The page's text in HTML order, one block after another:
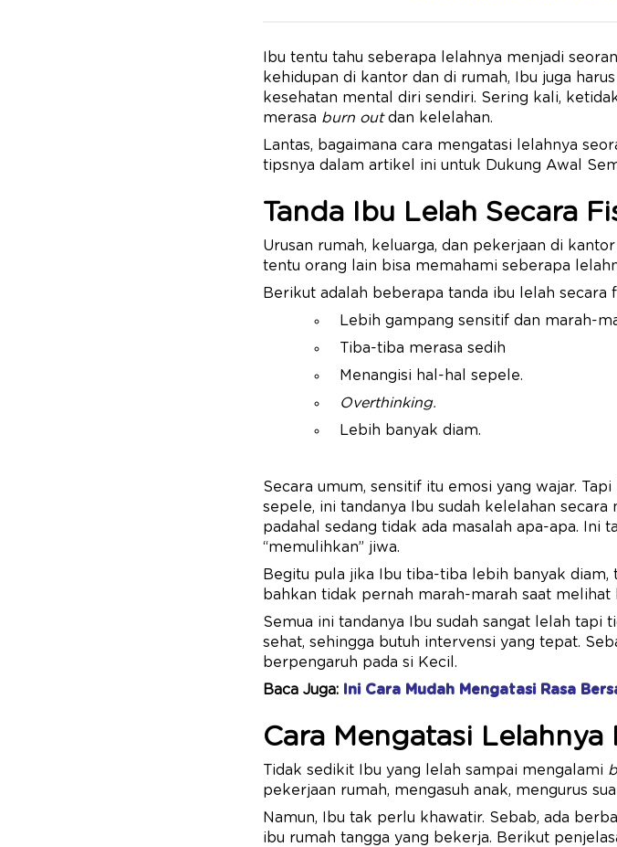
Ibu tentu tahu seberapa lelahnya menjadi
kehidupan di kantor dan di rumah, Ibu juga
kesehatan mental diri sendiri. Sering kali,
merasa burn outdan kelelahan.
Lantas, bagaimana cara mengatasi lelahnya
tipsnya dalam artikel ini untuk Dukung Awal
Tanda Ibu Lelah Secara
Urusan rumah, keluarga, dan pekerjaan di
tentu orang lain bisa memahami seberapa
Berikut adalah beberapa tanda ibu lelah secara
Lebih gampang sensitif dan marah-
Tiba-tiba merasa sedih
Menangisi hal-hal sepele.
Overthinking.
Lebih banyak diam.
Secara umum, sensitif itu emosi yang wajar.
sepele, ini tandanya Ibu sudah kelelahan secara
padahal sedang tidak ada masalah apa-apa. Ini
“memulihkan” jiwa.
Begitu pula jika Ibu tiba-tiba lebih banyak diam,
bahkan tidak pernah marah-marah saat melihat
Semua ini tandanya Ibu sudah sangat lelah
sehat, sehingga butuh intervensi yang tepat.
berpengaruh pada si Kecil.
Baca Juga:
Ini Cara Mudah Mengatasi Rasa
Cara Mengatasi
Tidak sedikit Ibu yang lelah sampai mengalami
pekerjaan rumah, mengasuh anak, mengurus
Namun, Ibu tak perlu khawatir. Sebab, ada
ibu rumah tangga yang bekerja. Berikut